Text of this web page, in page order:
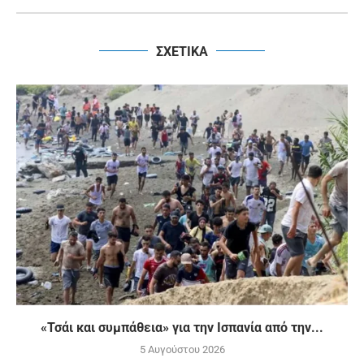
ΣΧΕΤΙΚΑ
«Τσάι και συμπάθεια» για την Ισπανία από την...
5 Αυγούστου 2026